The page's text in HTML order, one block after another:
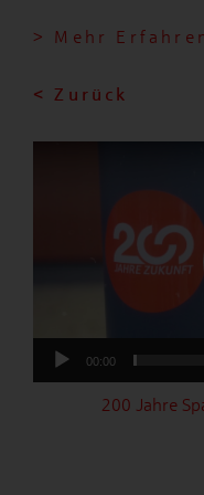
00:00
200 Jahre
> Mehr
< Zurück